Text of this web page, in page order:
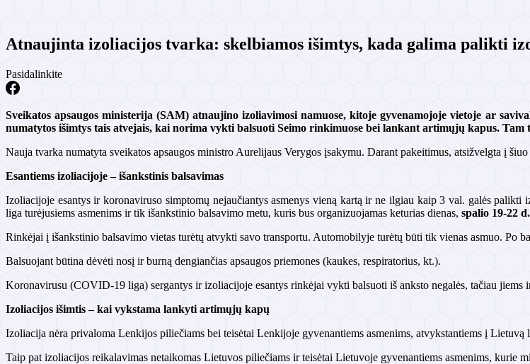
Atnaujinta izoliacijos tvarka: skelbiamos išimtys, kada galima palikti
Pasidalinkite
Sveikatos apsaugos ministerija (SAM) atnaujino izoliavimosi namuose, kitoje gyvenamojoje vietoje ar
numatytos išimtys tais atvejais, kai norima vykti balsuoti Seimo rinkimuose bei lankant artimųjų kapus.
Nauja tvarka numatyta sveikatos apsaugos ministro Aurelijaus Verygos įsakymu. Darant pakeitimus, atsižvelgta į
Esantiems izoliacijoje – išankstinis balsavimas
Izoliacijoje esantys ir koronaviruso simptomų nejaučiantys asmenys vieną kartą ir ne ilgiau kaip 3 val. galės
liga turėjusiems asmenims ir tik išankstinio balsavimo metu, kuris bus organizuojamas keturias dienas, spalio 19-22
Rinkėjai į išankstinio balsavimo vietas turėtų atvykti savo transportu. Automobilyje turėtų būti tik vienas asmuo. Po
Balsuojant būtina dėvėti nosį ir burną dengiančias apsaugos priemones (kaukes, respiratorius, kt.).
Koronavirusu (COVID-19 liga) sergantys ir izoliacijoje esantys rinkėjai vykti balsuoti iš anksto negalės, tačiau jiems
Izoliacijos išimtis – kai vykstama lankyti artimųjų kapų
Izoliacija nėra privaloma Lenkijos piliečiams bei teisėtai Lenkijoje gyvenantiems asmenims, atvykstantiems į Lietuvą
Taip pat izoliacijos reikalavimas netaikomas Lietuvos piliečiams ir teisėtai Lietuvoje gyvenantiems asmenims,